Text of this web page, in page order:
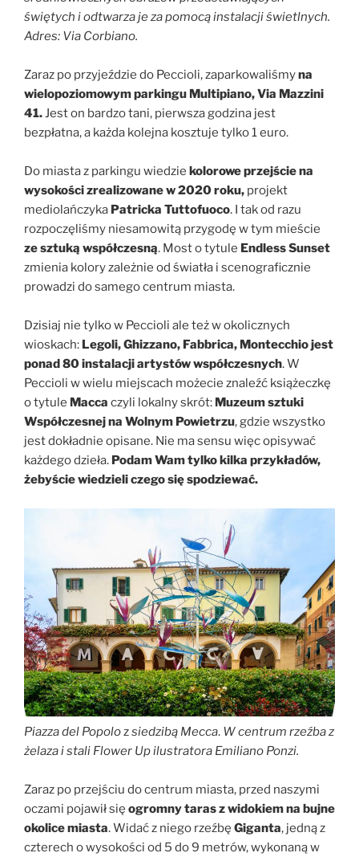
świętych i odtwarza je za pomocą instalacji świetlnych.
Adres: Via Corbiano.
Zaraz po przyjeździe do Peccioli, zaparkowaliśmyna
wielopoziomowym parkingu Multipiano, Via Mazzini
41.Jest on bardzo tani, pierwsza godzina jest
bezpłatna, a każda kolejna kosztuje tylko 1 euro.
Do miasta z parkingu wiedzie kolorowe przejście na
wysokości zrealizowane w 2020 roku, projekt
mediolańczyka Patricka Tuttofuoco. I tak od razu
rozpoczęliśmy niesamowitą przygodę w tym mieście
ze sztuką współczesną. Most o tytule Endless Sunset
zmienia kolory zależnie od światła i scenograficznie
prowadzi do samego centrum miasta.
Dzisiaj nie tylko w Peccioli ale też w okolicznych
wioskach: Legoli, Ghizzano, Fabbrica, Montecchio jest
ponad 80 instalacji artystów współczesnych. W
Peccioli w wielu miejscach możecie znaleźć książeczkę
o tytule Macca czyli lokalny skrót: Muzeum sztuki
Współczesnej na Wolnym Powietrzu, gdzie wszystko
jest dokładnie opisane. Nie ma sensu więc opisywać
każdego dzieła. Podam Wam tylko kilka przykładów,
żebyście wiedzieli czego się spodziewać.
Piazza del Popolozsiedzibą Mecca. W centrum rzeźba z
żelaza i stali Flower Up ilustratora Emiliano Ponzi.
Zaraz po przejściu do centrum miasta, przed naszymi
oczami pojawił się ogromny taras z widokiem na bujne
okolice miasta. Widać z niego rzeźbę Giganta, jedną z
czterech o wysokości od 5 do 9 metrów, wykonaną w